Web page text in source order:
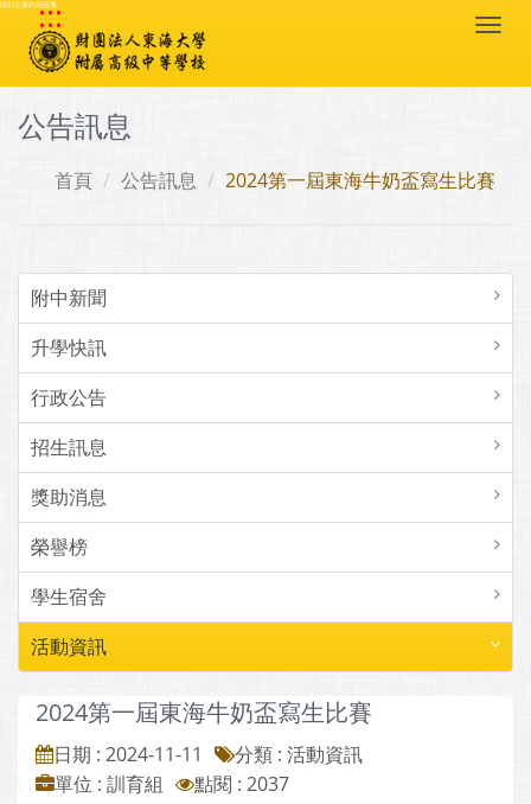
跳到主要內容區塊
:::
公告訊息
首頁 公告訊息 2024第一屆東海牛奶盃寫生比賽
附中新聞
升學快訊
行政公告
招生訊息
獎助消息
榮譽榜
學生宿舍
活動資訊
2024第一屆東海牛奶盃寫生比賽
日期 : 2024-11-11
分類 : 活動資訊
單位 : 訓育組
點閱 : 2037